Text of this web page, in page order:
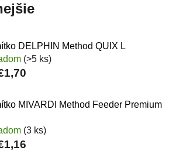
DELPHIN Method QUIX L
(>5 ks)
MIVARDI Method Feeder Premium
(3 ks)